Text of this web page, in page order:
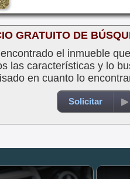
GRATUITO DE
el inmueble
las características y lo
en cuanto lo
Solicitar